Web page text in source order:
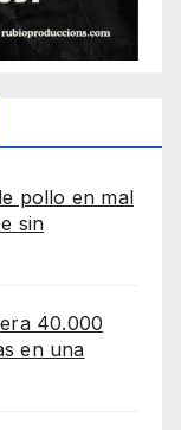
pollo en mal
sin
40.000
en una